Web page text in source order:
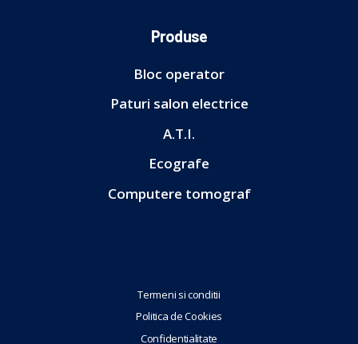
Produse
Bloc operator
Paturi salon electrice
A.T.I.
Ecografe
Computere tomograf
Termeni si conditii
Politica de Cookies
Confidentialitate